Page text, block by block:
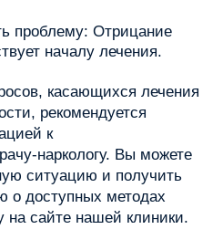
проблему: Отрицание
началу лечения.
касающихся лечения
рекомендуется
к
наркологу. Вы можете
ситуацию и получить
доступных методах
на сайте нашей клиники.